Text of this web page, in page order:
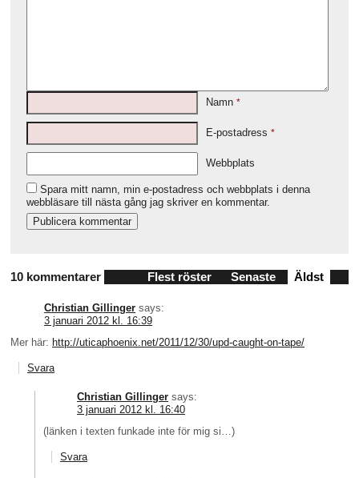
Namn *
E-postadress *
Webbplats
Spara mitt namn, min e-postadress och webbplats i denna
webbläsare till nästa gång jag skriver en kommentar.
10 kommentarer Flest röster Senaste Äldst
Christian Gillinger says:
3 januari 2012 kl. 16:39
Mer här: http://uticaphoenix.net/2011/12/30/upd-caught-on-tape/
Svara
Christian Gillinger says:
3 januari 2012 kl. 16:40
(länken i texten funkade inte för mig si…)
Svara